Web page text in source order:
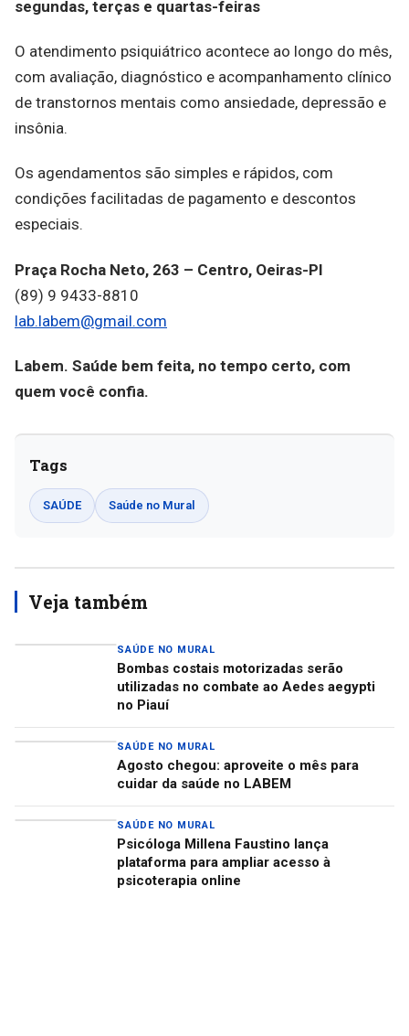
segundas, terças e quartas-feiras
O atendimento psiquiátrico acontece ao longo do mês,
com avaliação, diagnóstico e acompanhamento clínico
de transtornos mentais como ansiedade, depressão e
insônia.
Os agendamentos são simples e rápidos, com
condições facilitadas de pagamento e descontos
especiais.
Praça Rocha Neto, 263 – Centro, Oeiras-PI
(89) 9 9433-8810
lab.labem@gmail.com
Labem. Saúde bem feita, no tempo certo, com
quem você confia.
Tags
SAÚDE Saúde no Mural
Veja também
SAÚDE NO MURAL
Bombas costais motorizadas serão
utilizadas no combate ao Aedes aegypti
no Piauí
SAÚDE NO MURAL
Agosto chegou: aproveite o mês para
cuidar da saúde no LABEM
SAÚDE NO MURAL
Psicóloga Millena Faustino lança
plataforma para ampliar acesso à
psicoterapia online